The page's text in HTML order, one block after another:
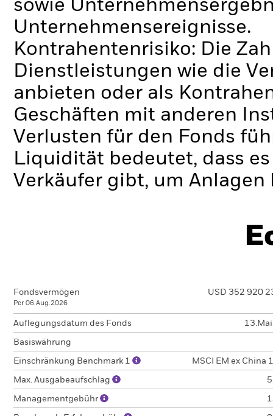
sowie
Unternehmensereignisse.
Kontrahentenrisiko: Die
Dienstleistungen wie die
anbieten oder als
Geschäften mit anderen
Verlusten für den Fonds
Liquidität bedeutet, dass
Verkäufer gibt, um
Fondsvermögen
Per 06.Aug.2026
USD 352 920
Auflegungsdatum des Fonds
Basiswährung
Einschränkung Benchmark 1 MSCI EM ex China
Max. Ausgabeaufschlag
Managementgebühr